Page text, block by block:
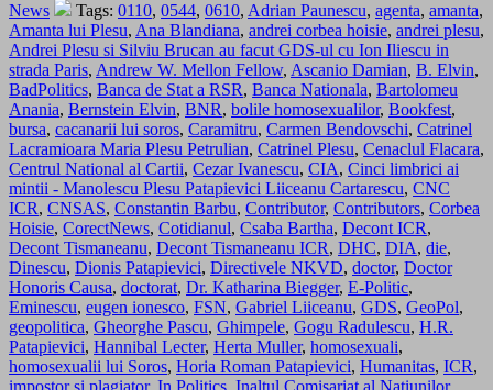
News
Tags: 0110, 0544, 0610, Adrian Paunescu, agenta, amanta,
Amanta lui Plesu, Ana Blandiana, andrei corbea hoisie, andrei plesu,
Andrei Plesu si Silviu Brucan au facut GDS-ul cu Ion Iliescu in
strada Paris, Andrew W. Mellon Fellow, Ascanio Damian, B. Elvin,
BadPolitics, Banca de Stat a RSR, Banca Nationala, Bartolomeu
Anania, Bernstein Elvin, BNR, bolile homosexualilor, Bookfest,
bursa, cacanarii lui soros, Caramitru, Carmen Bendovschi, Catrinel
Lacramioara Maria Plesu Petrulian, Catrinel Plesu, Cenaclul Flacara,
Centrul National al Cartii, Cezar Ivanescu, CIA, Cinci limbrici ai
mintii - Manolescu Plesu Patapievici Liiceanu Cartarescu, CNC
ICR, CNSAS, Constantin Barbu, Contributor, Contributors, Corbea
Hoisie, CorectNews, Cotidianul, Csaba Bartha, Decont ICR,
Decont Tismaneanu, Decont Tismaneanu ICR, DHC, DIA, die,
Dinescu, Dionis Patapievici, Directivele NKVD, doctor, Doctor
Honoris Causa, doctorat, Dr. Katharina Biegger, E-Politic,
Eminescu, eugen ionesco, FSN, Gabriel Liiceanu, GDS, GeoPol,
geopolitica, Gheorghe Pascu, Ghimpele, Gogu Radulescu, H.R.
Patapievici, Hannibal Lecter, Herta Muller, homosexuali,
homosexualii lui Soros, Horia Roman Patapievici, Humanitas, ICR,